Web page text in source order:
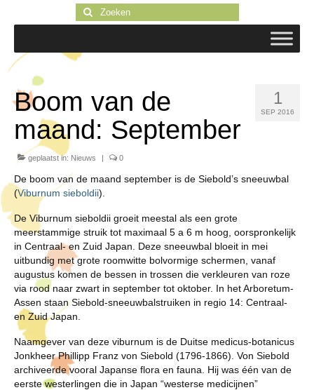
Zoeken
naar:
1
SEP 2016
Boom van de
maand: September
geplaatst in: Nieuws | 0
De boom van de maand september is de Siebold’s sneeuwbal
(Viburnum sieboldii).
De Viburnum sieboldii groeit meestal als een grote
meerstammige struik tot maximaal 5 a 6 m hoog, oorspronkelijk
in Centraal- en Zuid Japan. Deze sneeuwbal bloeit in mei
uitbundig met grote roomwitte bolvormige schermen, vanaf
augustus komen de bessen in trossen die verkleuren van roze
via rood naar zwart in september tot oktober. In het Arboretum-
Assen staan Siebold-sneeuwbalstruiken in regio 14: Centraal-
en Zuid Japan.
Naamgever van deze viburnum is de Duitse medicus-botanicus
Jonkheer Phillipp Franz von Siebold (1796-1866). Von Siebold
archiveerde vooral Japanse flora en fauna. Hij was één van de
eerste westerlingen die in Japan “westerse medicijnen”